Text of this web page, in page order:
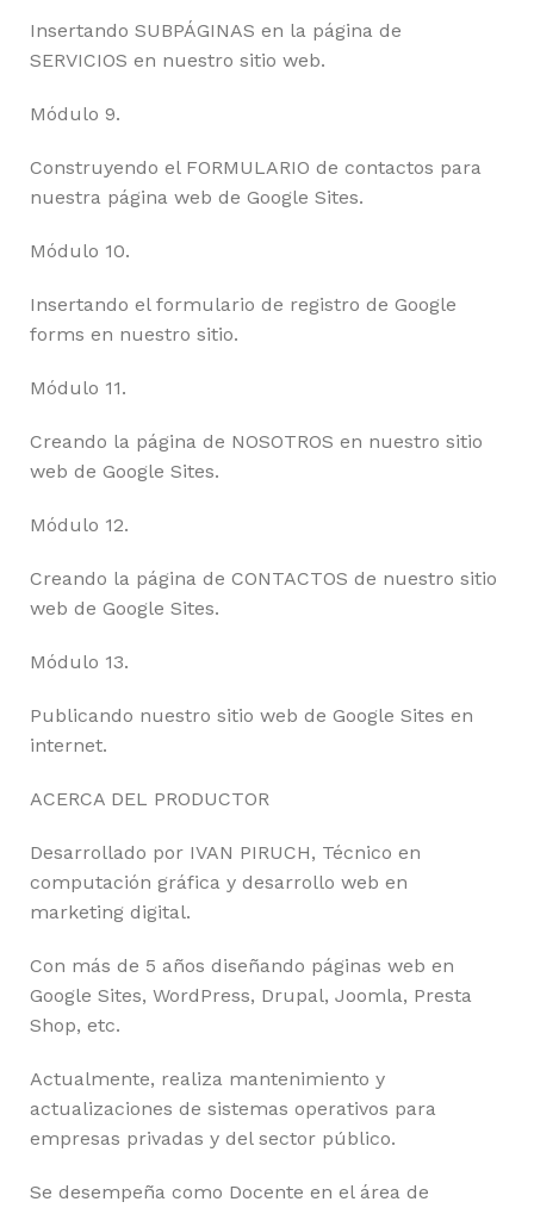
Insertando SUBPÁGINAS en la página de
SERVICIOS en nuestro sitio web.
Módulo 9.
Construyendo el FORMULARIO de contactos para
nuestra página web de Google Sites.
Módulo 10.
Insertando el formulario de registro de Google
forms en nuestro sitio.
Módulo 11.
Creando la página de NOSOTROS en nuestro sitio
web de Google Sites.
Módulo 12.
Creando la página de CONTACTOS de nuestro sitio
web de Google Sites.
Módulo 13.
Publicando nuestro sitio web de Google Sites en
internet.
ACERCA DEL PRODUCTOR
Desarrollado por IVAN PIRUCH, Técnico en
computación gráfica y desarrollo web en
marketing digital.
Con más de 5 años diseñando páginas web en
Google Sites, WordPress, Drupal, Joomla, Presta
Shop, etc.
Actualmente, realiza mantenimiento y
actualizaciones de sistemas operativos para
empresas privadas y del sector público.
Se desempeña como Docente en el área de